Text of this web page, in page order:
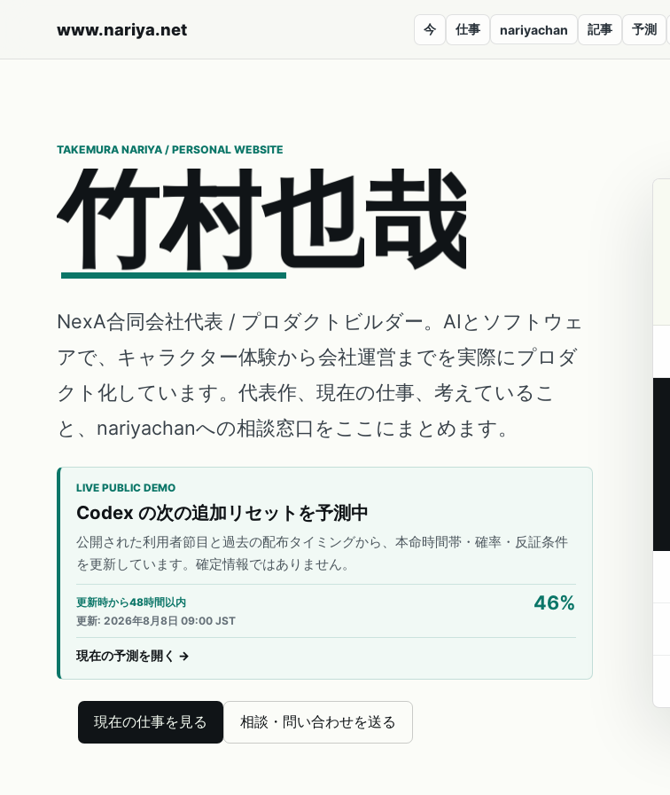
www.nariya.net 今 仕事 nariyachan 記事 予測
TAKEMURA NARIYA / PERSONAL WEBSITE
竹村也哉
NexA合同会社代表 / プロダクトビルダー。AIとソフトウェ
アで、キャラクター体験から会社運営までを実際にプロダ
クト化しています。代表作、現在の仕事、考えているこ
と、nariyachanへの相談窓口をここにまとめます。
LIVE PUBLIC DEMO
Codex の次の追加リセットを予測中
公開された利用者節目と過去の配布タイミングから、本命時間帯・確率・反証条件
を更新しています。確定情報ではありません。
更新時から48時間以内 46%
更新: 2026年8月8日 09:00 JST
現在の予測を開く →
現在の仕事を見る 相談・問い合わせを送る